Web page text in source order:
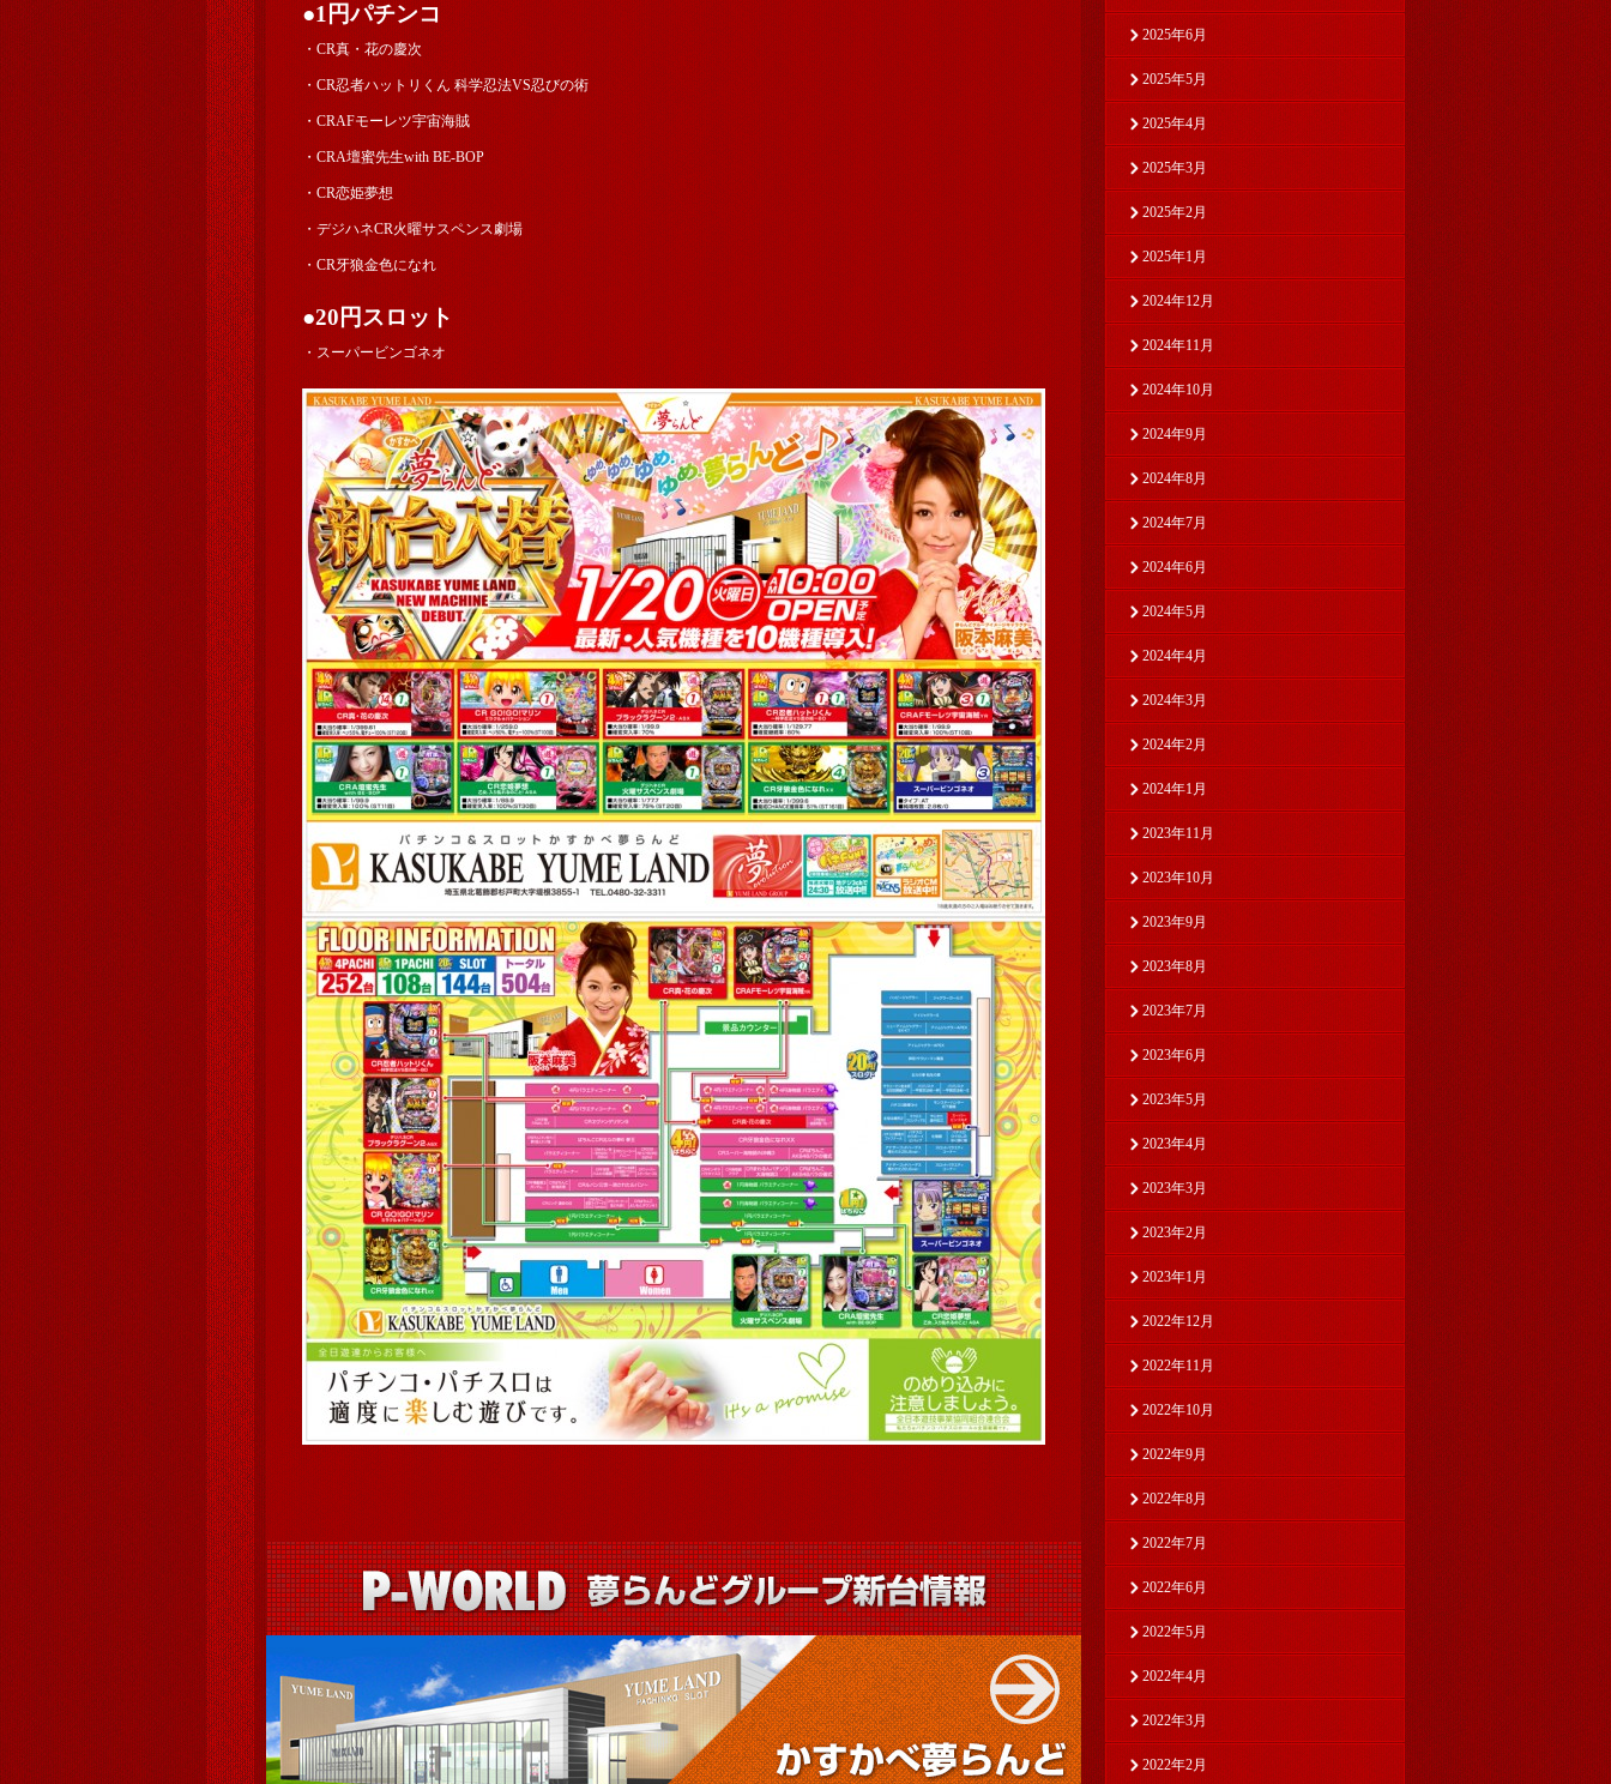
●1円パチンコ
・CR真・花の慶次
・CR忍者ハットリくん 科学忍法VS忍びの術
・CRAFモーレツ宇宙海賊
・CRA壇蜜先生with BE-BOP
・CR恋姫夢想
・デジハネCR火曜サスペンス劇場
・CR牙狼金色になれ
●20円スロット
・スーパービンゴネオ
2025年6月
2025年5月
2025年4月
2025年3月
2025年2月
2025年1月
2024年12月
2024年11月
2024年10月
2024年9月
2024年8月
2024年7月
2024年6月
2024年5月
2024年4月
2024年3月
2024年2月
2024年1月
2023年11月
2023年10月
2023年9月
2023年8月
2023年7月
2023年6月
2023年5月
2023年4月
2023年3月
2023年2月
2023年1月
2022年12月
2022年11月
2022年10月
2022年9月
2022年8月
2022年7月
2022年6月
2022年5月
2022年4月
2022年3月
2022年2月